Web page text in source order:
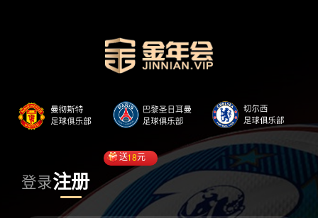
登录注册
送18元